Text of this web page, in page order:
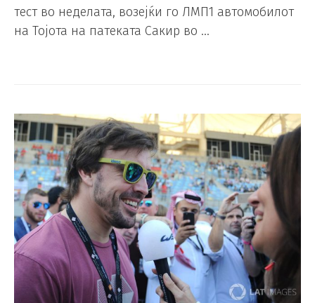
тест во неделата, возејќи го ЛМП1 автомобилот
на Тојота на патеката Сакир во …